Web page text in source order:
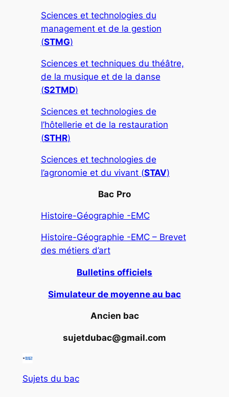
Sciences et technologies du
management et de la gestion
(STMG)
Sciences et techniques du théâtre,
de la musique et de la danse
(S2TMD)
Sciences et technologies de
l’hôtellerie et de la restauration
(STHR)
Sciences et technologies de
l’agronomie et du vivant (STAV)
Bac Pro
Histoire-Géographie -EMC
Histoire-Géographie -EMC – Brevet
des métiers d’art
Bulletins officiels
Simulateur de moyenne au bac
Ancien bac
sujetdubac@gmail.com
Sujets du bac